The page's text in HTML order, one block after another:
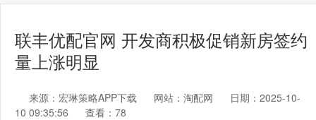
联丰优配官网 开发商积极促销新房签约
量上涨明显
来源：宏琳策略APP下载 网站：淘配网
日期：2025-10-
10 09:35:56
查看：78